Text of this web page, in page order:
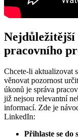
pracovního
Chcete-li aktualizovat
věnovat pozornost
úkonů je správa
již nejsou relevantní
informací. Zde je
LinkedIn:
Přihlaste se do